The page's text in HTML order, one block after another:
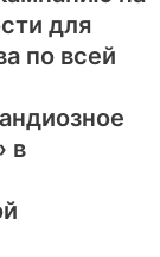
для
по всей
в